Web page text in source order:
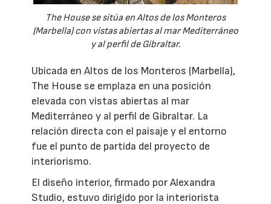
The House se sitúa en Altos de los Monteros
(Marbella) con vistas abiertas al mar Mediterráneo
y al perfil de Gibraltar.
Ubicada en Altos de los Monteros (Marbella),
The House se emplaza en una posición
elevada con vistas abiertas al mar
Mediterráneo y al perfil de Gibraltar. La
relación directa con el paisaje y el entorno
fue el punto de partida del proyecto de
interiorismo.
El diseño interior, firmado por Alexandra
Studio, estuvo dirigido por la interiorista